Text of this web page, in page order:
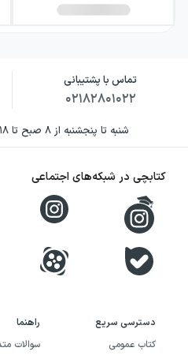
تماس با پشتیبانی
۰۲۱۸۲۸۰۱۰۲۲
شنبه تا پنجشنبه از ۸ صبح تا ۱۸ عصر بجز روزهای تعطیل
دسترسی سریع
کتاب عمومی
راهنما
سوالات
کتابچی در شبکه‌های اجتماعی